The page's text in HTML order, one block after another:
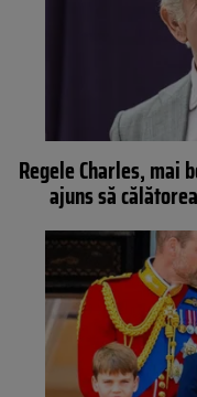
Regele Charles, mai
ajuns să